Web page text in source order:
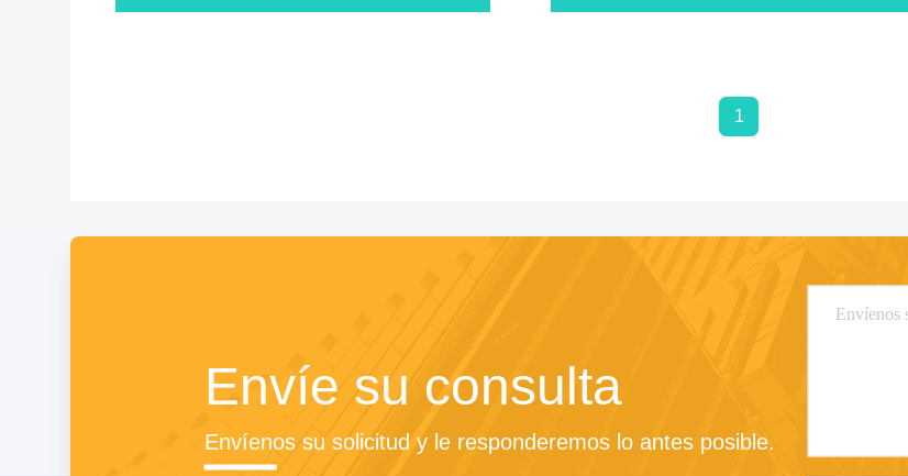
1
Envíe su consulta
Envíenos su solicitud y le responderemos lo antes posible.